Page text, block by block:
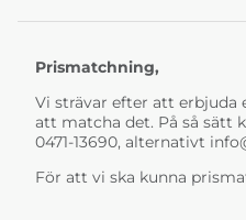
Prismatchning,
Vi strävar efter att
att matcha det. På så sätt
0471-13690, alternativt
För att vi ska kunna